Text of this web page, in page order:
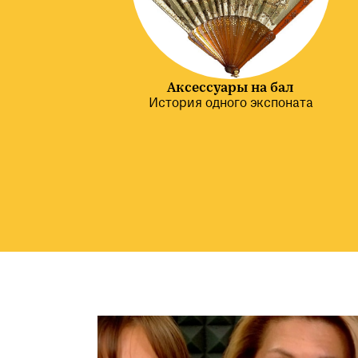
Аксессуары на бал
История одного экспоната